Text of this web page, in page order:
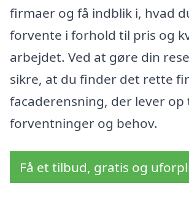
firmaer og få indblik i, hvad
forvente i forhold til pris og
arbejdet. Ved at gøre din
sikre, at du finder det rette
facaderensning, der lever op
forventninger og behov.
Få et tilbud, gratis og